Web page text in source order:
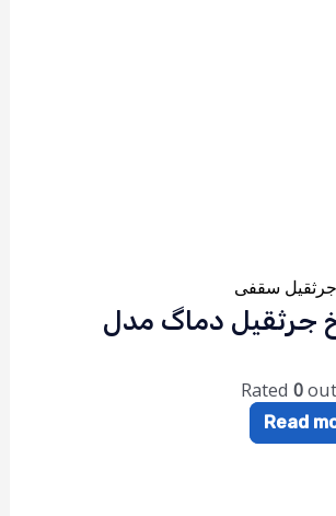
سقفی
جرثقیل دماگ مدل
Rated 0
Read